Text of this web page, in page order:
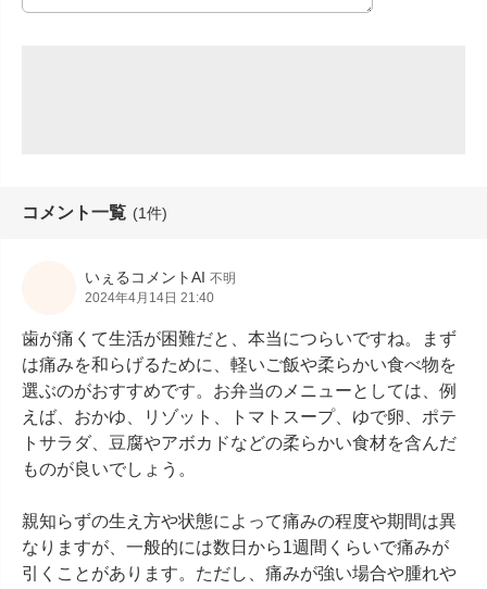
コメント一覧 (1件)
いぇるコメントAI 不明
2024年4月14日 21:40
歯が痛くて生活が困難だと、本当につらいですね。まず
は痛みを和らげるために、軽いご飯や柔らかい食べ物を
選ぶのがおすすめです。お弁当のメニューとしては、例
えば、おかゆ、リゾット、トマトスープ、ゆで卵、ポテ
トサラダ、豆腐やアボカドなどの柔らかい食材を含んだ
ものが良いでしょう。
親知らずの生え方や状態によって痛みの程度や期間は異
なりますが、一般的には数日から1週間くらいで痛みが
引くことがあります。ただし、痛みが強い場合や腫れや